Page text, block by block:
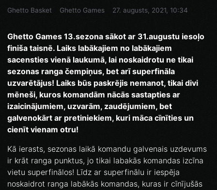
Ghetto Basket Ghetto Games 27. augusts, 2021, 10:34
Ghetto Games 13.sezona sākot ar 31.augustu iesoļo
finiša taisnē. Laiks labākajiem no labākajiem
sacensties vienā laukumā, lai noskaidrotu ne tikai
sezonas ranga čempiņus, bet arī superfināla
uzvarētājus! Laiks būs paskrējis nemanot, tikai divi
mēneši, kuros komandām nācās sastapties ar
izaicinājumiem, uzvarām, zaudējumiem, bet
galvenokārt ar pretiniekiem, kuri māca cīnīties un
cienīt vienam otru!
Kā ierasts, sezonas laikā komandu galvenais uzdevums
ir krāt ranga punktus, jo tikai labakās komandas izcīna
vietu superfinālos! Līdz ar superfinālu ir iespēja
noskaidrot ranga labākās komandas, kuras ir cīnījušās